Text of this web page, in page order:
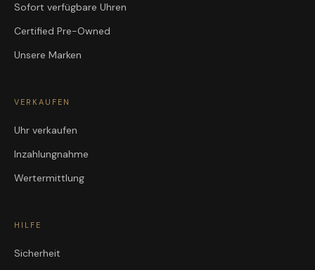
Sofort verfügbare Uhren
Certified Pre-Owned
Unsere Marken
VERKAUFEN
Uhr verkaufen
Inzahlungnahme
Wertermittlung
HILFE
Sicherheit